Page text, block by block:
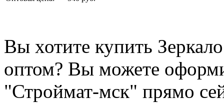
Вы хотите купить
оптом? Вы можете
"Строймат-мск" прямо